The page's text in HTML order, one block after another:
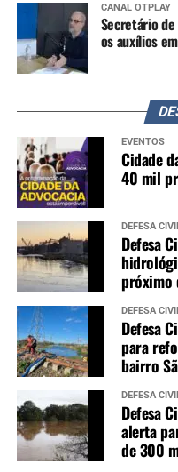
CANAL OTPLAY
Secretário de
os auxílios
EVENTOS
Cidade
40 mil
DEFESA
Defesa
próximo
DEFESA
Defesa
para
bairro
DEFESA
Defesa
alerta
de 300